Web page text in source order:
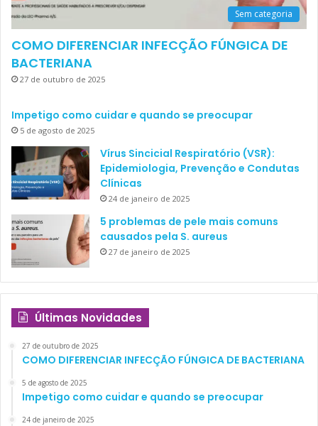
Sem categoria
COMO DIFERENCIAR INFECÇÃO FÚNGICA DE
BACTERIANA
27 de outubro de 2025
Impetigo como cuidar e quando se preocupar
5 de agosto de 2025
Vírus Sincicial Respiratório (VSR):
Epidemiologia, Prevenção e Condutas
Clínicas
24 de janeiro de 2025
5 problemas de pele mais comuns
causados pela S. aureus
27 de janeiro de 2025
Últimas Novidades
27 de outubro de 2025
COMO DIFERENCIAR INFECÇÃO FÚNGICA DE BACTERIANA
5 de agosto de 2025
Impetigo como cuidar e quando se preocupar
24 de janeiro de 2025